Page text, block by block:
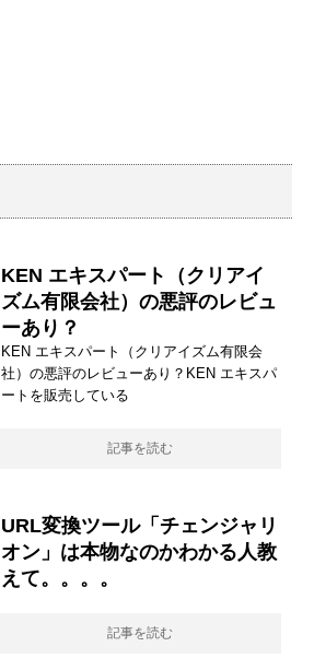
KEN エキスパート（クリアイ
ズム有限会社）の悪評のレビュ
ーあり？
KEN エキスパート（クリアイズム有限会
社）の悪評のレビューあり？KEN エキスパ
ートを販売している
記事を読む
URL変換ツール「チェンジャリ
オン」は本物なのかわかる人教
えて。。。。
記事を読む